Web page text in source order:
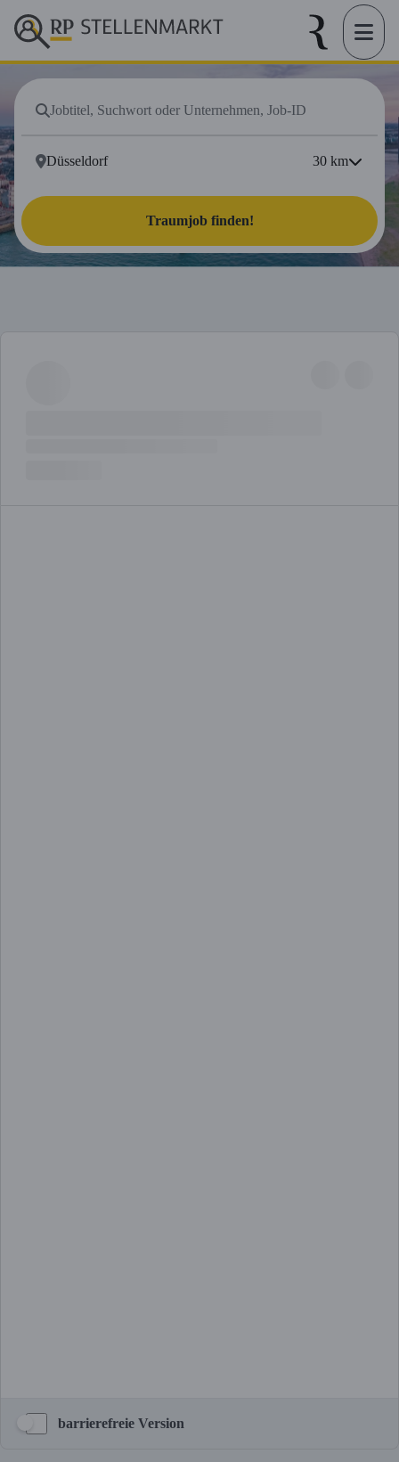
30 km
Traumjob finden!
barrierefreie Version